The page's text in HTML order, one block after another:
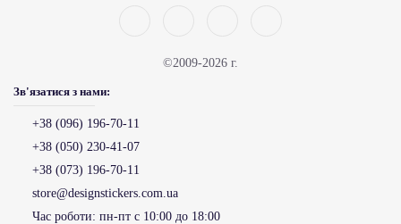
©2009-2026 г.
Зв'язатися з нами:
+38 (096) 196-70-11
+38 (050) 230-41-07
+38 (073) 196-70-11
store@designstickers.com.ua
Час роботи: пн-пт с 10:00 до 18:00